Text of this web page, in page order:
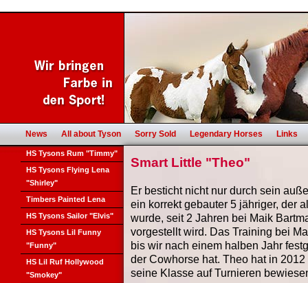
News All about Tyson Sorry Sold Legendary Horses Links
HS Tysons Rum "Timmy"
HS Tysons Flying Lena
"Shirley"
Timbers Painted Lena
HS Tysons Sailor "Elvis"
HS Tysons Lil Funny
"Funny"
HS Lil Ruf Hollywood
"Smokey"
Smart Little "Theo"
Er besticht nicht nur durch sein
ein korrekt gebauter 5 jähriger, der
wurde, seit 2 Jahren bei Maik
vorgestellt wird. Das Training bei
bis wir nach einem halben Jahr
der Cowhorse hat. Theo hat in
seine Klasse auf Turnieren